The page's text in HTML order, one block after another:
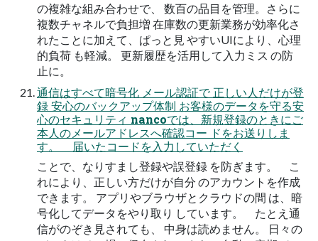
の複雑な組み合わせで、 数百の品目を管理。さらに
複数チャネルで負担増 在庫数の更新業務が効率化さ
れたことに加えて、ぱっと見 やすいUIにより、心理
的負荷 も軽減。 更新履歴を活用して入力ミス の防
止に。
通信はすべて暗号化 メール認証で 正しい人だけが登
録 安心のバックアップ体制 お客様のデータを守る安
心のセキュリティ nancoでは、新規登録のときにご
本人のメールアドレスへ確認コー ドをお送りしま
す。 届いたコードを入力していただく
ことで、なりすまし登録や誤登録 を防ぎます。 こ
れにより、正しい方だけが自分 のアカウントを作成
できます。 アプリやブラウザとクラウドの間 は、暗
号化してデータをやり取り しています。 たとえ通
信がのぞき見されても、 中身は読めません。 日々の